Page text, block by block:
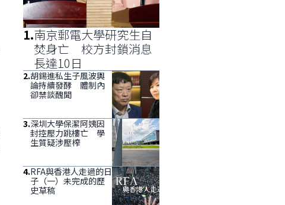
1.南京郵電大學研究生自
焚身亡 校方封鎖消息
長達10日
2.胡錫進私生子風波輿
論持續發酵 體制內
卻禁談醜聞
3.深圳大學保潔阿姨因
封控壓力跳樓亡 學
生質疑涉壓榨
4.RFA與香港人走過的日
子（一）未完成的歷
史草稿